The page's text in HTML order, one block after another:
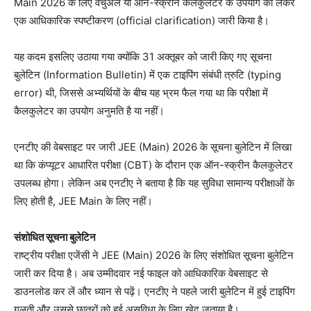
एक आधिकारिक स्पष्टीकरण (official clarification) जारी किया है।
यह कदम इसलिए उठाया गया क्योंकि 31 अक्तूबर को जारी किए गए सूचना
बुलेटिन (Information Bulletin) में एक टाइपिंग संबंधी त्रुटि (typing
error) थी, जिससे अभ्यर्थियों के बीच यह भ्रम फैल गया था कि परीक्षा में
कैलकुलेटर का उपयोग अनुमति है या नहीं।
एनटीए की वेबसाइट पर जारी JEE (Main) 2026 के सूचना बुलेटिन में लिखा
था कि कंप्यूटर आधारित परीक्षा (CBT) के दौरान एक ऑन-स्क्रीन कैलकुलेटर
उपलब्ध होगा। लेकिन अब एनटीए ने बताया है कि यह सुविधा सामान्य परीक्षाओं के
लिए होती है, JEE Main के लिए नहीं।
संशोधित सूचना बुलेटिन
राष्ट्रीय परीक्षा एजेंसी ने JEE (Main) 2026 के लिए संशोधित सूचना बुलेटिन
जारी कर दिया है। अब उम्मीदवार नई फाइल को आधिकारिक वेबसाइट से
डाउनलोड कर लें और ध्यान से पढ़ें। एनटीए ने पहले जारी बुलेटिन में हुई टाइपिंग